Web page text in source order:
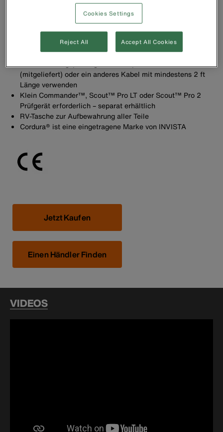
RJ45-Überbrückungs-Prüfkabel, Test-n-Map™ Remote-
Prüfkabel (450 cm, 18 Zoll), Reißverschlusstasche
Mit den mitgelieferten Überbrückungskabeln werden die
Test-n-Map ™ Remote-Einheiten an Wandbuchsen
angeschlossen.
(mitgeliefert) oder ein anderes Kabel mit mindestens 2 ft
Länge verwenden
Klein Commander™, Scout™ Pro LT oder Scout™ Pro 2
Prüfgerät erforderlich – separat erhältlich
RV-Tasche zur Aufbewahrung aller Teile
Cordura® ist eine eingetragene Marke von INVISTA
Jetzt Kaufen
Einen Händler Finden
VIDEOS
Cookies Settings
Reject All Accept All Cookies